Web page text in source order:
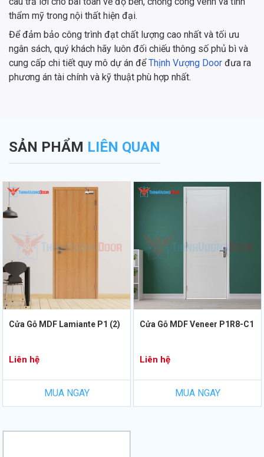
thẩm mỹ trong nội thất hiện đại.
Để đảm bảo công trình đạt chất lượng cao nhất và tối ưu
ngân sách, quý khách hãy luôn đối chiếu thông số phủ bì và
cung cấp chi tiết quy mô dự án đểThịnh Vượng Door đưa ra
phương án tài chính và kỹ thuật phù hợp nhất.
SẢN PHẨM LIÊN QUAN
Cửa Gỗ MDF Lamiante P1 (2)
Liên hệ
MUA NGAY
Cửa Gỗ MDF Veneer P1R8-C1
Liên hệ
MUA NGAY